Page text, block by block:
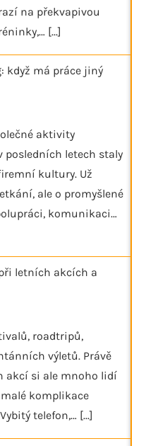
na překvapivou
[...]
když má práce jiný
aktivity
posledních letech staly
kultury. Už
ale o promyšlené
komunikaci…
letních akcích a
roadtripů,
výletů. Právě
akcí si ale mnoho lidí
komplikace
telefon,… [...]